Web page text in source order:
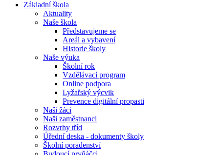
Základní škola
Aktuality
Naše škola
Představujeme se
Areál a vybavení
Historie školy
Naše výuka
Školní rok
Vzdělávací program
Online podpora
Lyžařský výcvik
Prevence digitální propasti
Naši žáci
Naši zaměstnanci
Rozvrhy tříd
Úřední deska - dokumenty školy
Školní poradenství